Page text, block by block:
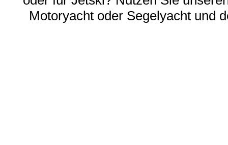
Motoryacht oder Segelyacht und